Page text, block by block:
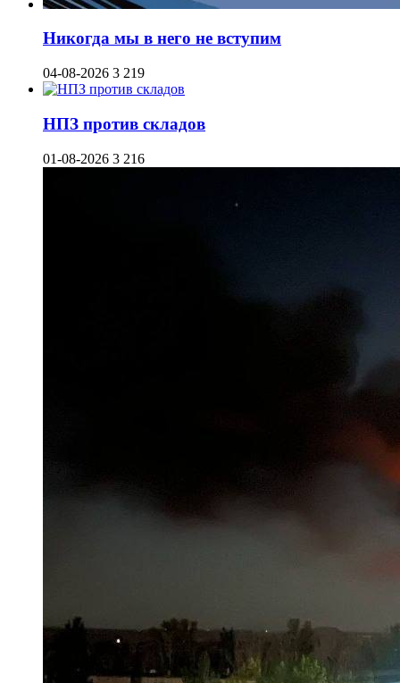
Никогда мы в него не вступим
04-08-2026 3 219
НПЗ против складов
01-08-2026 3 216